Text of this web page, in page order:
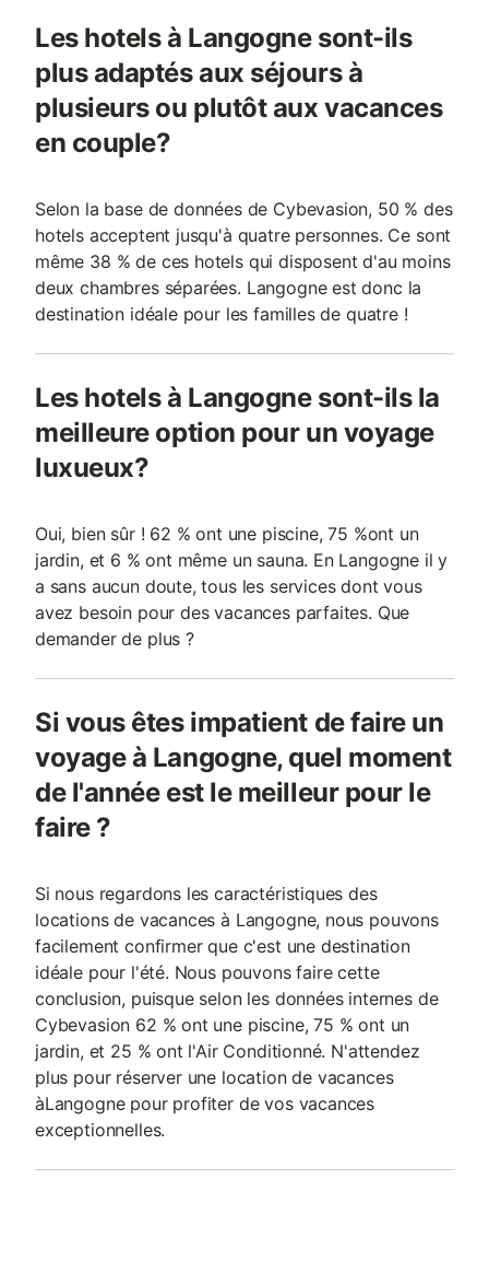
Les hotels à Langogne sont-ils
plus adaptés aux séjours à
plusieurs ou plutôt aux vacances
en couple?
Selon la base de données de Cybevasion, 50 % des
hotels acceptent jusqu'à quatre personnes. Ce sont
même 38 % de ces hotels qui disposent d'au moins
deux chambres séparées. Langogne est donc la
destination idéale pour les familles de quatre !
Les hotels à Langogne sont-ils la
meilleure option pour un voyage
luxueux?
Oui, bien sûr ! 62 % ont une piscine, 75 %ont un
jardin, et 6 % ont même un sauna. En Langogne il y
a sans aucun doute, tous les services dont vous
avez besoin pour des vacances parfaites. Que
demander de plus ?
Si vous êtes impatient de faire un
voyage à Langogne, quel moment
de l'année est le meilleur pour le
faire ?
Si nous regardons les caractéristiques des
locations de vacances à Langogne, nous pouvons
facilement confirmer que c'est une destination
idéale pour l'été. Nous pouvons faire cette
conclusion, puisque selon les données internes de
Cybevasion 62 % ont une piscine, 75 % ont un
jardin, et 25 % ont l'Air Conditionné. N'attendez
plus pour réserver une location de vacances
àLangogne pour profiter de vos vacances
exceptionnelles.